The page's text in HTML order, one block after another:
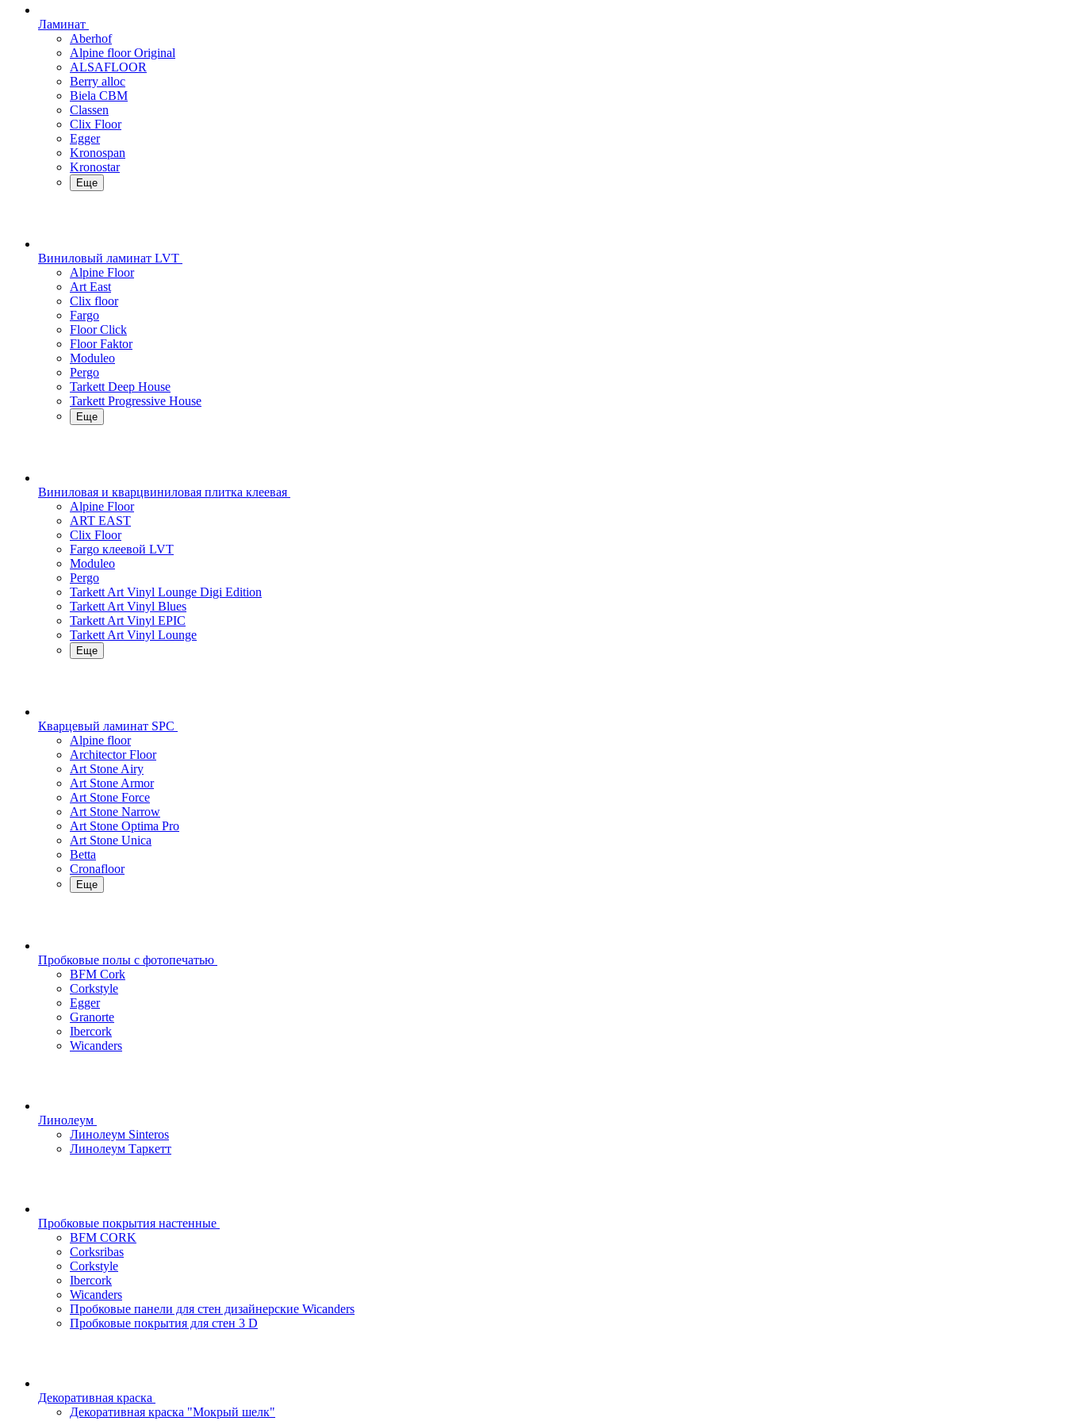
Ламинат
Aberhof
Alpine floor Original
ALSAFLOOR
Berry alloc
Biela CBM
Classen
Clix Floor
Egger
Kronospan
Kronostar
Еще
Виниловый ламинат LVT
Alpine Floor
Art East
Clix floor
Fargo
Floor Click
Floor Faktor
Moduleo
Pergo
Tarkett Deep House
Tarkett Progressive House
Еще
Виниловая и кварцвиниловая плитка клеевая
Alpine Floor
ART EAST
Clix Floor
Fargo клеевой LVT
Moduleo
Pergo
Tarkett Art Vinyl Lounge Digi Edition
Tarkett Art Vinyl Blues
Tarkett Art Vinyl EPIC
Tarkett Art Vinyl Lounge
Еще
Кварцевый ламинат SPC
Alpine floor
Architector Floor
Art Stone Airy
Art Stone Armor
Art Stone Force
Art Stone Narrow
Art Stone Optima Pro
Art Stone Unica
Betta
Cronafloor
Еще
Пробковые полы с фотопечатью
BFM Cork
Corkstyle
Egger
Granorte
Ibercork
Wicanders
Линолеум
Линолеум Sinteros
Линолеум Таркетт
Пробковые покрытия настенные
BFM CORK
Corksribas
Corkstyle
Ibercork
Wicanders
Пробковые панели для стен дизайнерские Wicanders
Пробковые покрытия для стен 3 D
Декоративная краска
Декоративная краска "Мокрый шелк"